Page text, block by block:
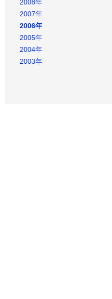
2008年
2007年
2006年
2005年
2004年
2003年